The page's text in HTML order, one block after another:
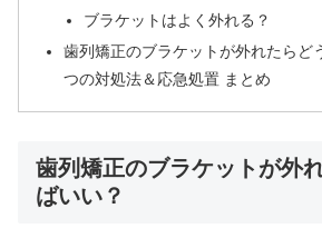
ブラケットはよく外れる？
歯列矯正のブラケットが外れたらど
つの対処法＆応急処置 まとめ
歯列矯正のブラケットが外
ばいい？